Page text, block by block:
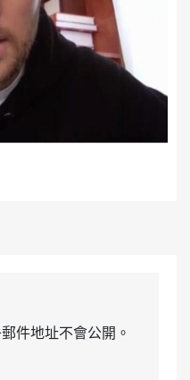
件地址不會公開。